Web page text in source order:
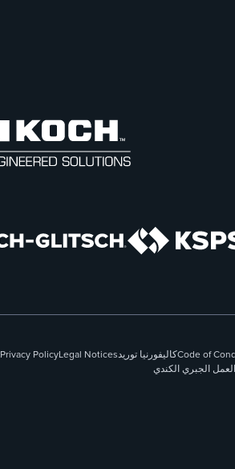
Privacy PolicyLegal Noticesكاليفورنيا توريدCode of
الجبري الكندي